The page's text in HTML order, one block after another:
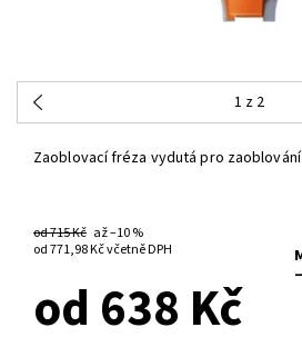
1 z 2
Zaoblovací fréza vydutá pro zaoblování
od 715 Kč až–10 %
od 771,98 Kčvčetně DPH
–
od 638 Kč